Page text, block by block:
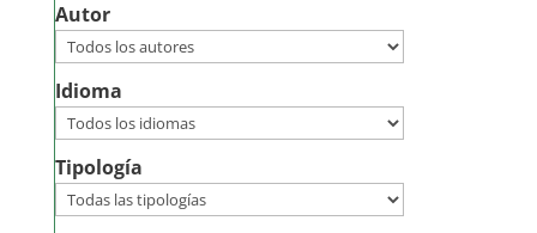
Autor
Idioma
Tipología